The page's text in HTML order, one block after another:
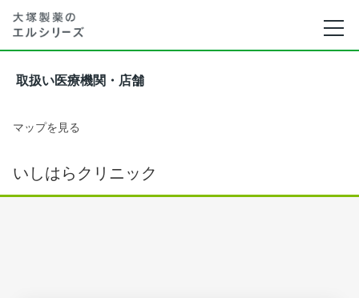
取扱い医療機関・店舗
マップを見る
いしはらクリニック